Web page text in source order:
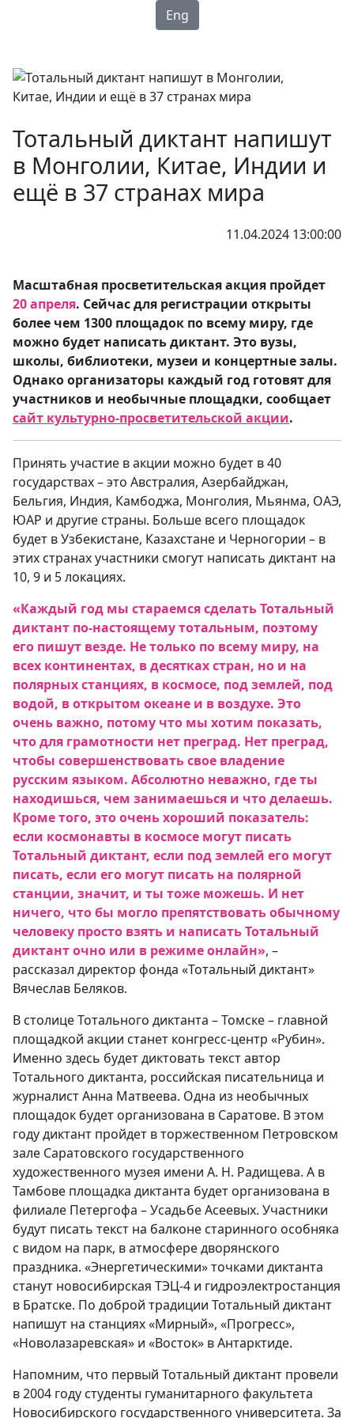
Eng
Тотальный диктант напишут
в Монголии, Китае, Индии и
ещё в 37 странах мира
11.04.2024 13:00:00
Масштабная просветительская акция пройдет
20 апреля. Сейчас для регистрации открыты
более чем 1300 площадок по всему миру, где
можно будет написать диктант. Это вузы,
школы, библиотеки, музеи и концертные залы.
Однако организаторы каждый год готовят для
участников и необычные площадки, сообщает
сайт культурно-просветительской акции.
Принять участие в акции можно будет в 40
государствах – это Австралия, Азербайджан,
Бельгия, Индия, Камбоджа, Монголия, Мьянма, ОАЭ,
ЮАР и другие страны. Больше всего площадок
будет в Узбекистане, Казахстане и Черногории – в
этих странах участники смогут написать диктант на
10, 9 и 5 локациях.
«Каждый год мы стараемся сделать Тотальный
диктант по-настоящему тотальным, поэтому
его пишут везде. Не только по всему миру, на
всех континентах, в десятках стран, но и на
полярных станциях, в космосе, под землей, под
водой, в открытом океане и в воздухе. Это
очень важно, потому что мы хотим показать,
что для грамотности нет преград. Нет преград,
чтобы совершенствовать свое владение
русским языком. Абсолютно неважно, где ты
находишься, чем занимаешься и что делаешь.
Кроме того, это очень хороший показатель:
если космонавты в космосе могут писать
Тотальный диктант, если под землей его могут
писать, если его могут писать на полярной
станции, значит, и ты тоже можешь. И нет
ничего, что бы могло препятствовать обычному
человеку просто взять и написать Тотальный
диктант очно или в режиме онлайн», –
рассказал директор фонда «Тотальный диктант»
Вячеслав Беляков.
В столице Тотального диктанта – Томске – главной
площадкой акции станет конгресс-центр «Рубин».
Именно здесь будет диктовать текст автор
Тотального диктанта, российская писательница и
журналист Анна Матвеева. Одна из необычных
площадок будет организована в Саратове. В этом
году диктант пройдет в торжественном Петровском
зале Саратовского государственного
художественного музея имени А. Н. Радищева. А в
Тамбове площадка диктанта будет организована в
филиале Петергофа – Усадьбе Асеевых. Участники
будут писать текст на балконе старинного особняка
с видом на парк, в атмосфере дворянского
праздника. «Энергетическими» точками диктанта
станут новосибирская ТЭЦ-4 и гидроэлектростанция
в Братске. По доброй традиции Тотальный диктант
напишут на станциях «Мирный», «Прогресс»,
«Новолазаревская» и «Восток» в Антарктиде.
Напомним, что первый Тотальный диктант провели
в 2004 году студенты гуманитарного факультета
Новосибирского государственного университета. За